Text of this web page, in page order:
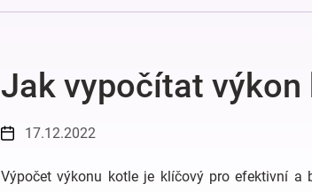
Jak vypočítat výkon
17.12.2022
Výpočet výkonu kotle je klíčový pro efektivní a